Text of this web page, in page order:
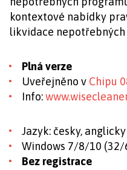
kontextové nabídky
likvidace nepotřebných
Plná verze
Uveřejněno v Chipu
Info:
Jazyk: česky, anglicky
Windows 7/8/10
Bez registrace